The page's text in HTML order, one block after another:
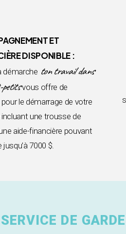
ET
DISPONIBLE :
démarche ton travail dans
petitsvous offre de
le démarrage de votre
une trousse de
aide-financière pouvant
7000 $.
DE